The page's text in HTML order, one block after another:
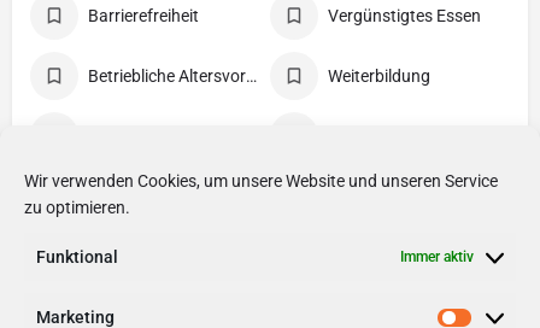
Wir verwenden Cookies, um unsere Website und unseren Service
zu optimieren.
Funktional Immer aktiv
Marketing
Barrierefreiheit Vergünstigtes Essen
Betriebliche Altersvorsorge Weiterbildung
Erfolgsbeteiligung